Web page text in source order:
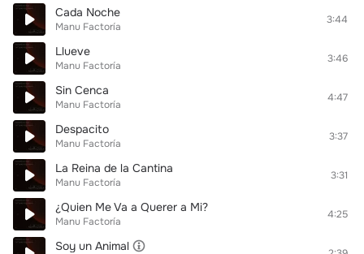
Cada Noche
Manu Factoría
3:44
Llueve
Manu Factoría
3:46
Sin Cenca
Manu Factoría
4:47
Despacito
Manu Factoría
3:37
La Reina de la Cantina
Manu Factoría
3:31
¿Quien Me Va a Querer a Mi?
Manu Factoría
4:25
Soy un Animal